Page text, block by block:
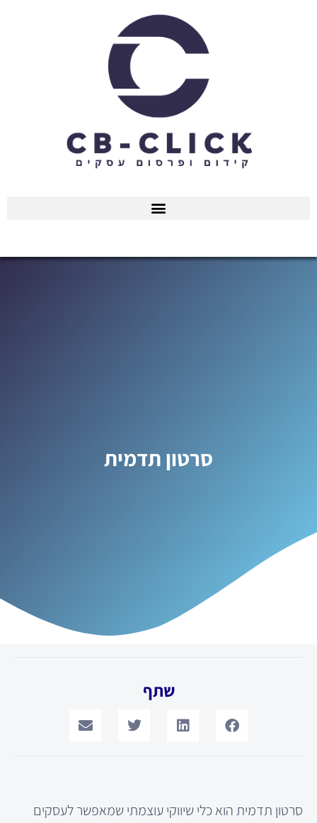
סרטון תדמית
שתף
סרטון תדמית הוא כלי שיווקי עוצמתי שמאפשר לעסקים